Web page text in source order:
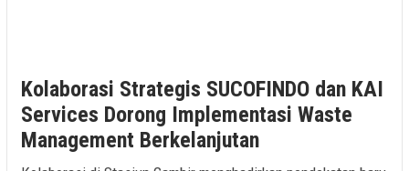
Kolaborasi Strategis SUCOFINDO dan KAI
Services Dorong Implementasi Waste
Management Berkelanjutan